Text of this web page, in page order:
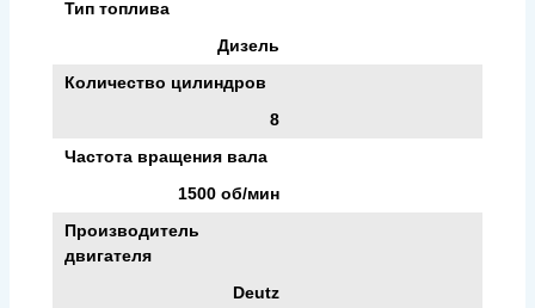
Тип топлива
Дизель
Количество цилиндров
8
Частота вращения вала
1500 об/мин
Производитель
двигателя
Deutz